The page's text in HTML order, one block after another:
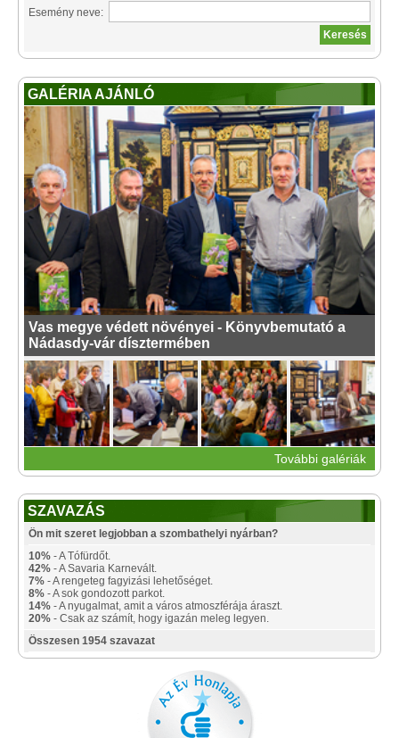
Esemény neve:
GALÉRIA AJÁNLÓ
Vas megye védett növényei - Könyvbemutató a
Nádasdy-vár dísztermében
További galériák
SZAVAZÁS
Ön mit szeret legjobban a szombathelyi nyárban?
10% - A Tófürdőt.
42% - A Savaria Karnevált.
7% - A rengeteg fagyizási lehetőséget.
8% - A sok gondozott parkot.
14% - A nyugalmat, amit a város atmoszférája áraszt.
20% - Csak az számít, hogy igazán meleg legyen.
Összesen 1954 szavazat